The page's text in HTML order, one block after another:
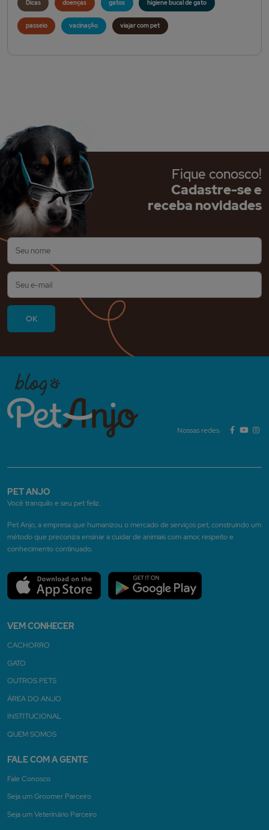
Dicas doenças gatos higiene bucal de gato
passeio vacinação viajar com pet
Fique conosco!
Cadastre-se e
receba novidades
Nossas redes:
PET ANJO
Você tranquilo e seu pet feliz.
Pet Anjo, a empresa que humanizou o mercado de serviços pet, construindo um
método que preconiza ensinar a cuidar de animais com amor, respeito e
conhecimento continuado.
VEM CONHECER
CACHORRO
GATO
OUTROS PETS
ÁREA DO ANJO
INSTITUCIONAL
QUEM SOMOS
FALE COM A GENTE
Fale Conosco
Seja um Groomer Parceiro
Seja um Veterinário Parceiro